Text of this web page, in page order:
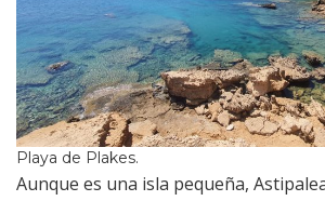
Playa de Plakes.
Aunque es una isla pequeña,